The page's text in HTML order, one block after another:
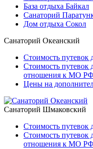
База отдыха Байкал
Санаторий
Дом отдыха Сокол
Санаторий Океанский
Стоимость путевок
Стоимость
отношения к МО РФ
Цены на
Санаторий Шмаковский
Стоимость путевок
Стоимость
отношения к МО РФ